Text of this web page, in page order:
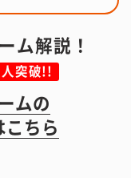
ム解説！
突破!!
ムの
こちら